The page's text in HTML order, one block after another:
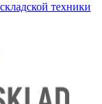
техники